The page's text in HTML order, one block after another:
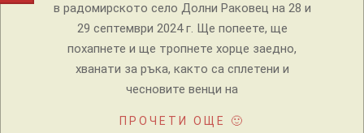
в радомирското село Долни Раковец на 28 и
29 септември 2024 г. Ще попеете, ще
похапнете и ще тропнете хорце заедно,
хванати за ръка, както са сплетени и
чесновите венци на
ПРОЧЕТИ ОЩЕ 🙂